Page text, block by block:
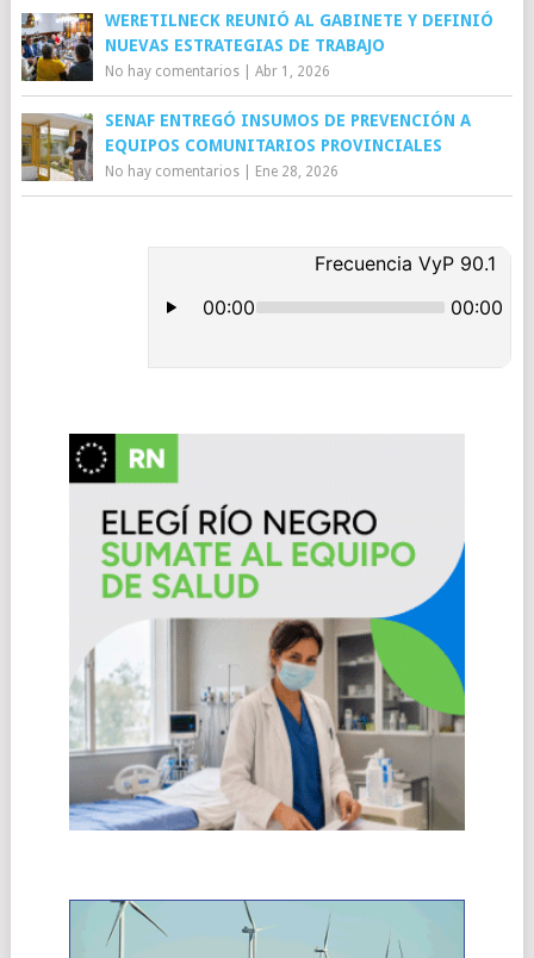
WERETILNECK REUNIÓ AL GABINETE Y DEFINIÓ
NUEVAS ESTRATEGIAS DE TRABAJO
No hay comentarios| Abr 1, 2026
SENAF ENTREGÓ INSUMOS DE PREVENCIÓN A
EQUIPOS COMUNITARIOS PROVINCIALES
No hay comentarios| Ene 28, 2026